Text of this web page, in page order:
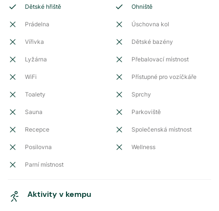
Dětské hřiště Ohniště
Prádelna Úschovna kol
Vířivka Dětské bazény
Lyžárna Přebalovací místnost
WiFi Přístupné pro vozíčkáře
Toalety Sprchy
Sauna Parkoviště
Recepce Společenská místnost
Posilovna Wellness
Parní místnost
Aktivity v kempu